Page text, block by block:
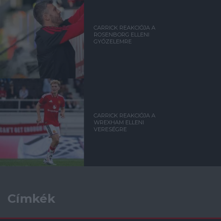
CARRICK REAKCIÓJA A
ROSENBORG ELLENI
GYŐZELEMRE
CARRICK REAKCIÓJA A
WREXHAM ELLENI
VERESÉGRE
Címkék